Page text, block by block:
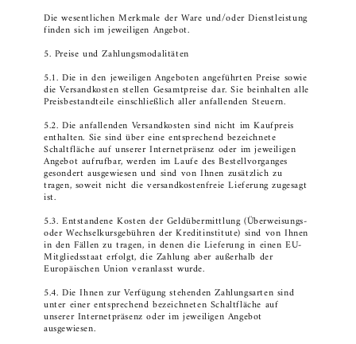
Die wesentlichen Merkmale der Ware und/oder Dienstleistung
finden sich im jeweiligen Angebot.
5. Preise und Zahlungsmodalitäten
5.1. Die in den jeweiligen Angeboten angeführten Preise sowie
die Versandkosten stellen Gesamtpreise dar. Sie beinhalten alle
Preisbestandteile einschließlich aller anfallenden Steuern.
5.2. Die anfallenden Versandkosten sind nicht im Kaufpreis
enthalten. Sie sind über eine entsprechend bezeichnete
Schaltfläche auf unserer Internetpräsenz oder im jeweiligen
Angebot aufrufbar, werden im Laufe des Bestellvorganges
gesondert ausgewiesen und sind von Ihnen zusätzlich zu
tragen, soweit nicht die versandkostenfreie Lieferung zugesagt
ist.
5.3. Entstandene Kosten der Geldübermittlung (Überweisungs-
oder Wechselkursgebühren der Kreditinstitute) sind von Ihnen
in den Fällen zu tragen, in denen die Lieferung in einen EU-
Mitgliedsstaat erfolgt, die Zahlung aber außerhalb der
Europäischen Union veranlasst wurde.
5.4. Die Ihnen zur Verfügung stehenden Zahlungsarten sind
unter einer entsprechend bezeichneten Schaltfläche auf
unserer Internetpräsenz oder im jeweiligen Angebot
ausgewiesen.